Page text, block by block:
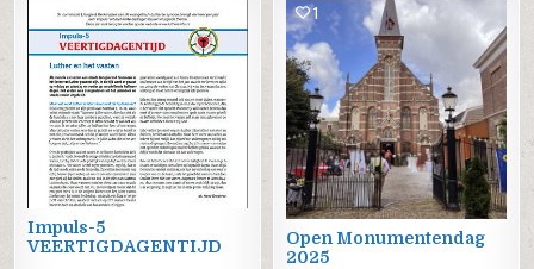
0
Impuls-5
VEERTIGDAGENTIJD
1
Open Monumentendag
2025